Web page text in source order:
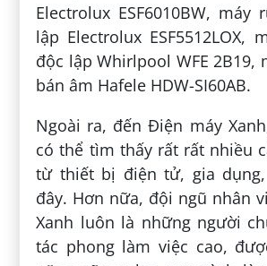
Electrolux ESF6010BW, máy
lập Electrolux ESF5512LOX,
độc lập Whirlpool WFE 2B19,
bán âm Hafele HDW-SI60AB.
Ngoài ra, đến Điện máy
có thể tìm thấy rất rất nhiều
từ thiết bị điện tử, gia
đây. Hơn nữa, đội ngũ nhân
Xanh luôn là những người
tác phong làm việc cao,